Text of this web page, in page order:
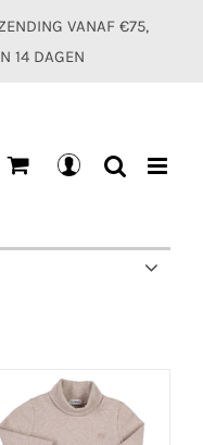
VANAF €75,
14 DAGEN